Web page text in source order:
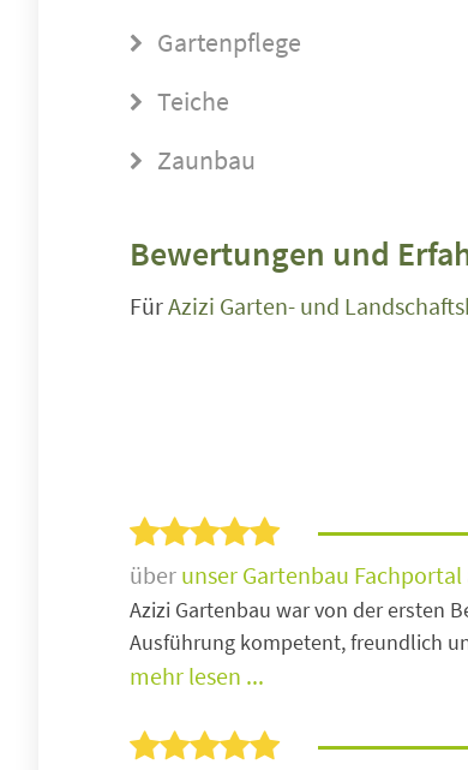
Gartenpflege
Teiche
Zaunbau
Bewertungen und
FürAzizi Garten- und
über unser Gartenbau Fachportal
Azizi Gartenbau war von der ersten
Ausführung kompetent, freundlich
mehr lesen ...